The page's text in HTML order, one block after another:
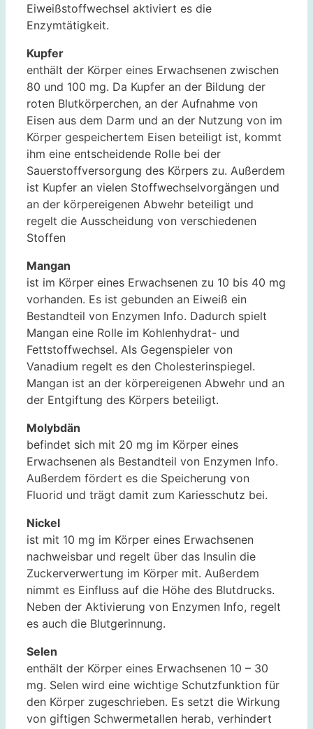
Eiweißstoffwechsel aktiviert es die
Enzymtätigkeit.
Kupfer
enthält der Körper eines Erwachsenen zwischen
80 und 100 mg. Da Kupfer an der Bildung der
roten Blutkörperchen, an der Aufnahme von
Eisen aus dem Darm und an der Nutzung von im
Körper gespeichertem Eisen beteiligt ist, kommt
ihm eine entscheidende Rolle bei der
Sauerstoffversorgung des Körpers zu. Außerdem
ist Kupfer an vielen Stoffwechselvorgängen und
an der körpereigenen Abwehr beteiligt und
regelt die Ausscheidung von verschiedenen
Stoffen
Mangan
ist im Körper eines Erwachsenen zu 10 bis 40 mg
vorhanden. Es ist gebunden an Eiweiß ein
Bestandteil von Enzymen Info. Dadurch spielt
Mangan eine Rolle im Kohlenhydrat- und
Fettstoffwechsel. Als Gegenspieler von
Vanadium regelt es den Cholesterinspiegel.
Mangan ist an der körpereigenen Abwehr und an
der Entgiftung des Körpers beteiligt.
Molybdän
befindet sich mit 20 mg im Körper eines
Erwachsenen als Bestandteil von Enzymen Info.
Außerdem fördert es die Speicherung von
Fluorid und trägt damit zum Kariesschutz bei.
Nickel
ist mit 10 mg im Körper eines Erwachsenen
nachweisbar und regelt über das Insulin die
Zuckerverwertung im Körper mit. Außerdem
nimmt es Einfluss auf die Höhe des Blutdrucks.
Neben der Aktivierung von Enzymen Info, regelt
es auch die Blutgerinnung.
Selen
enthält der Körper eines Erwachsenen 10 – 30
mg. Selen wird eine wichtige Schutzfunktion für
den Körper zugeschrieben. Es setzt die Wirkung
von giftigen Schwermetallen herab, verhindert